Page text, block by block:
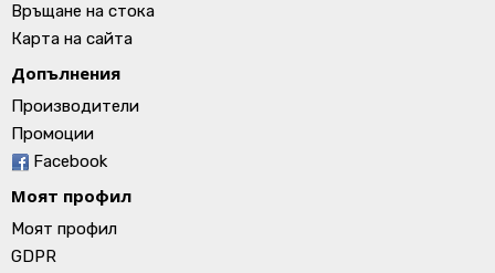
Връщане на стока
Карта на сайта
Допълнения
Производители
Промоции
Facebook
Моят профил
Моят профил
GDPR